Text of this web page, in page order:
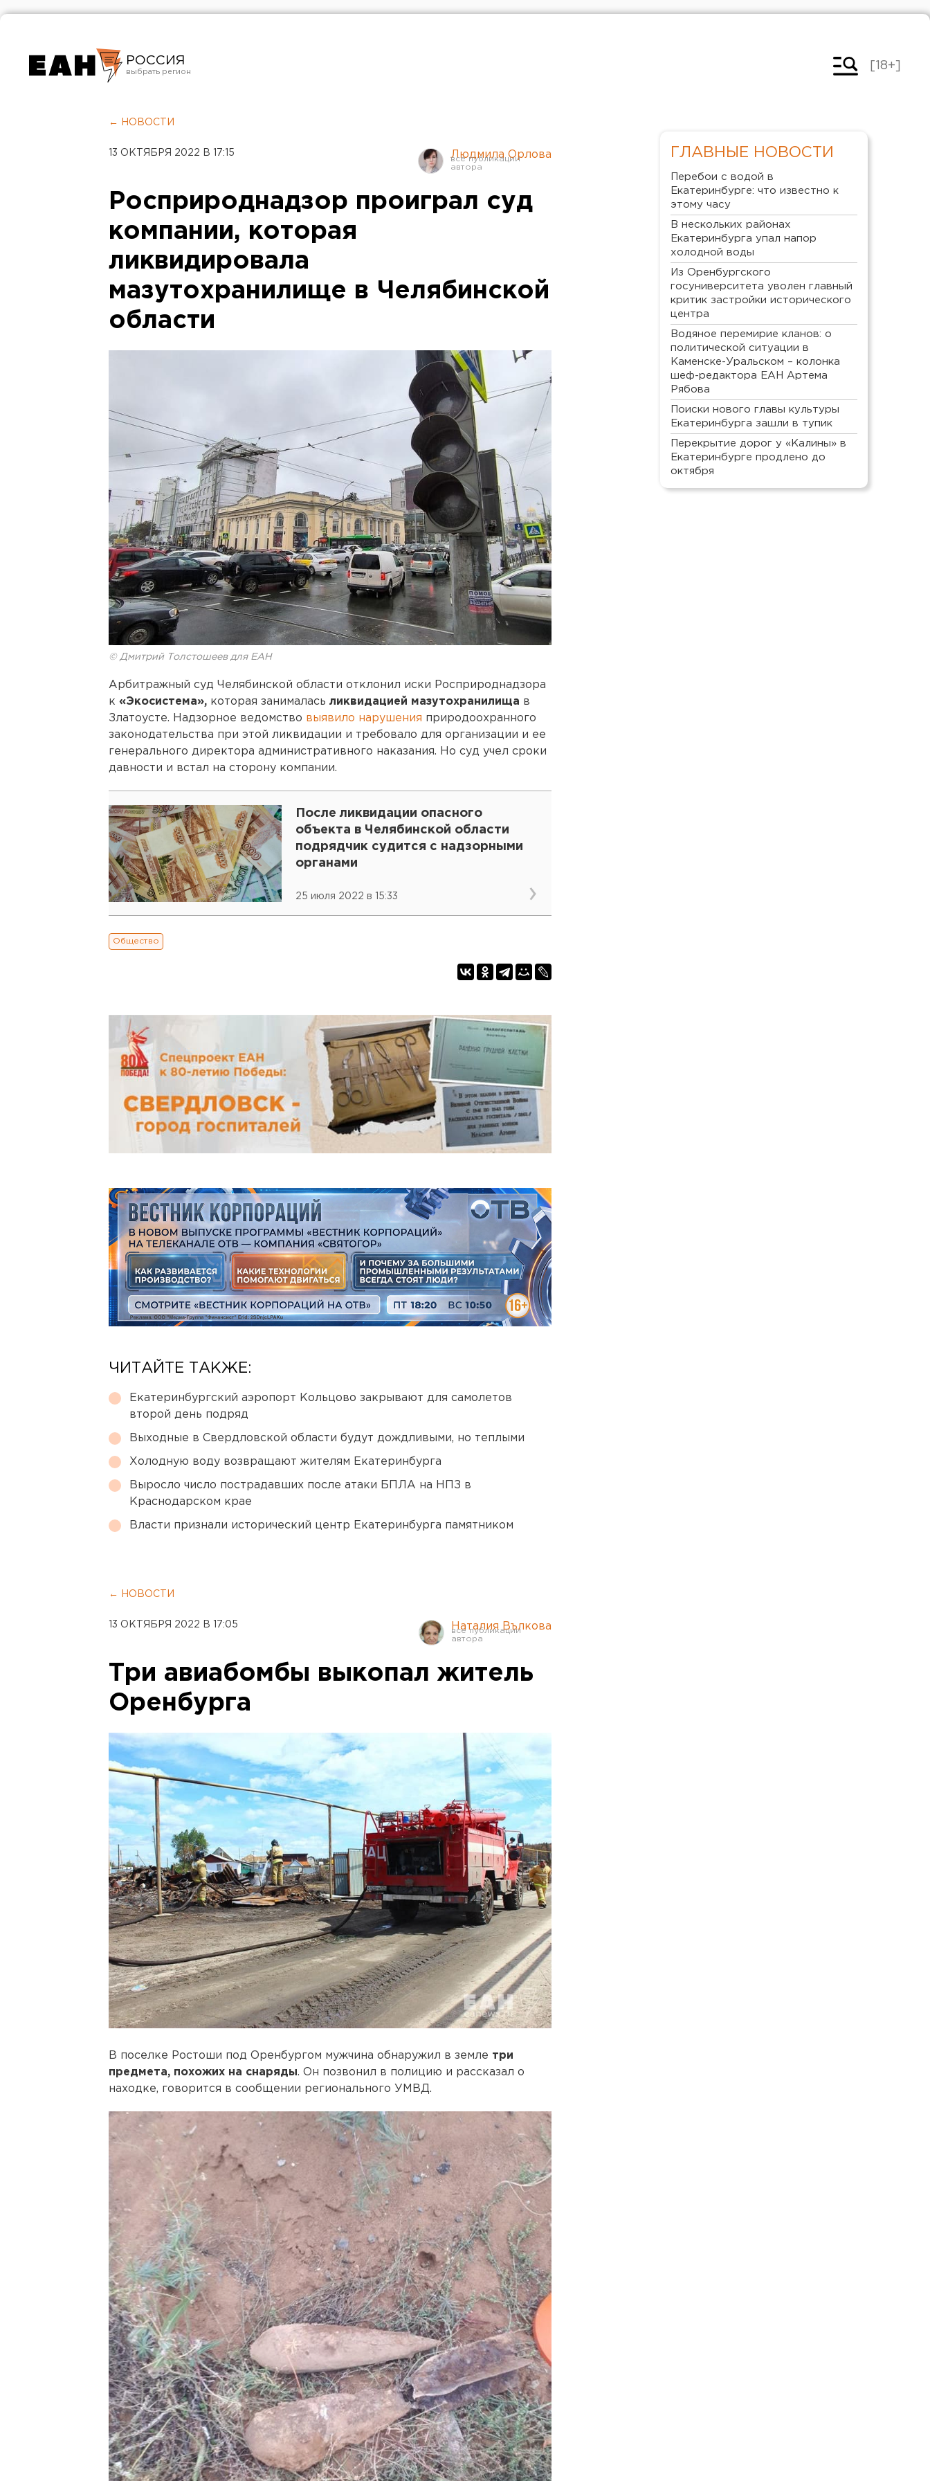
РОССИЯ
Челябинск
[18+]
← НОВОСТИ
13 ОКТЯБРЯ 2022 В 17:15 Людмила Орлова
Росприроднадзор проиграл суд
компании, которая
ликвидировала
мазутохранилище в Челябинской
области
© Дмитрий Толстошеев для ЕАН
Арбитражный суд Челябинской области отклонил иски Росприроднадзора
к «Экосистема», которая занималась ликвидацией мазутохранилища в
Златоусте. Надзорное ведомство выявило нарушения природоохранного
законодательства при этой ликвидации и требовало для организации и ее
генерального директора административного наказания. Но суд учел сроки
давности и встал на сторону компании.
После ликвидации опасного
объекта в Челябинской области
подрядчик судится с надзорными
органами
25 июля 2022 в 15:33
Общество
ЧИТАЙТЕ ТАКЖЕ:
Екатеринбургский аэропорт Кольцово закрывают для самолетов
второй день подряд
Выходные в Свердловской области будут дождливыми, но теплыми
Холодную воду возвращают жителям Екатеринбурга
Выросло число пострадавших после атаки БПЛА на НПЗ в
Краснодарском крае
Власти признали исторический центр Екатеринбурга памятником
← НОВОСТИ
13 ОКТЯБРЯ 2022 В 17:05 Наталия Вълкова
Три авиабомбы выкопал житель
Оренбурга
В поселке Ростоши под Оренбургом мужчина обнаружил в земле три
предмета, похожих на снаряды. Он позвонил в полицию и рассказал о
находке, говорится в сообщении регионального УМВД.
ГЛАВНЫЕ НОВОСТИ
Перебои с водой в
Екатеринбурге: что известно к
этому часу
В нескольких районах
Екатеринбурга упал напор
холодной воды
Из Оренбургского
госуниверситета уволен главный
критик застройки исторического
центра
Водяное перемирие кланов: о
политической ситуации в
Каменске-Уральском – колонка
шеф-редактора ЕАН Артема
Рябова
Поиски нового главы культуры
Екатеринбурга зашли в тупик
Перекрытие дорог у «Калины» в
Екатеринбурге продлено до
октября